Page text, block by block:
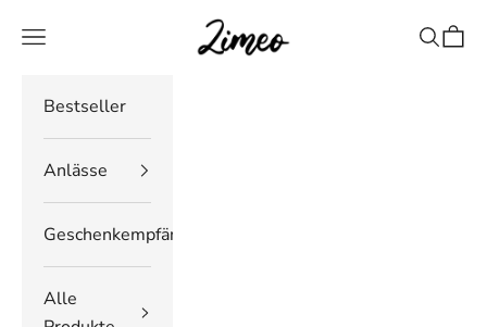
Zimeo Deutschland
Navigationsmenü öffnen Suche
Bestseller
Anlässe
Geschenkempfänger
Alle